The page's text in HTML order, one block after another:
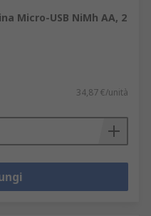
Micro-USB NiMh AA, 2
34,87 €/unità